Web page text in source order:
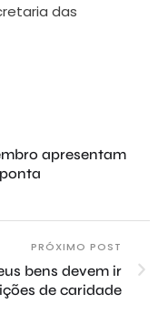
das
apresentam
PRÓXIMO POST
bens devem ir
de caridade